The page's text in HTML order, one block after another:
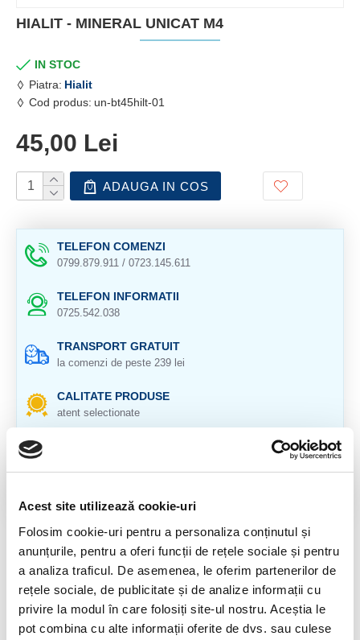
Acest site utilizează cookie-uri
Folosim cookie-uri pentru a personaliza conținutul și
anunțurile, pentru a oferi funcții de rețele sociale și pentru
a analiza traficul. De asemenea, le oferim partenerilor de
rețele sociale, de publicitate și de analize informații cu
privire la modul în care folosiți site-ul nostru. Aceștia le
pot combina cu alte informații oferite de dvs. sau culese
HIALIT - MINERAL UNICAT M4
IN STOC
Piatra: Hialit
Cod produs: un-bt45hilt-01
45,00 Lei
ADAUGA IN COS
TELEFON COMENZI
0799.879.911 / 0723.145.611
TELEFON INFORMATII
0725.542.038
TRANSPORT GRATUIT
la comenzi de peste 239 lei
CALITATE PRODUSE
atent selectionate
pentru toate produsele
DESCRIERE PRODUS
Hialit ( Hyalit)
Cristal natural 100 %.